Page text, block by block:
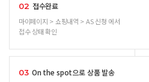
02 접수완료
마이페이지 > 쇼핑내역 > AS 신청 에서
접수 상태 확인
03 On the spot으로 상품 발송